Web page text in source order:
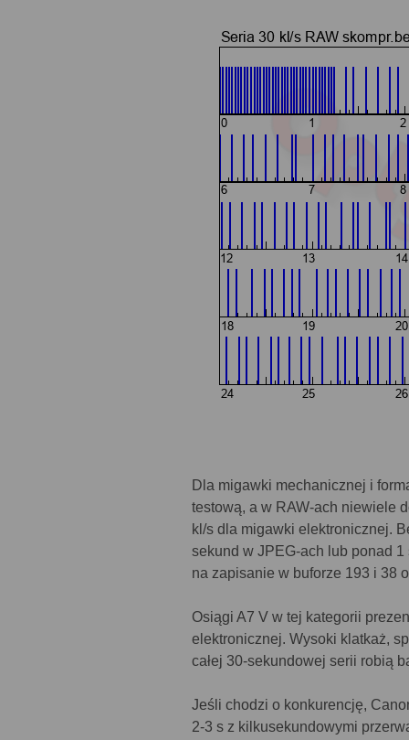
Dla migawki mechanicznej i
testową, a w RAW-ach niewiele
kl/s dla migawki elektronicznej.
sekund w JPEG-ach lub ponad
na zapisanie w buforze 193 i 38
Osiągi A7 V w tej kategorii
elektronicznej. Wysoki klatkaż,
całej 30-sekundowej serii robią
Jeśli chodzi o konkurencję,
2-3 s z kilkusekundowymi